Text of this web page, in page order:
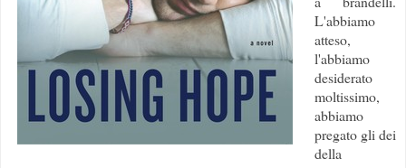
L'abbiamo
atteso,
l'abbiamo
desiderato
moltissimo,
abbiamo
pregato gli dei
della